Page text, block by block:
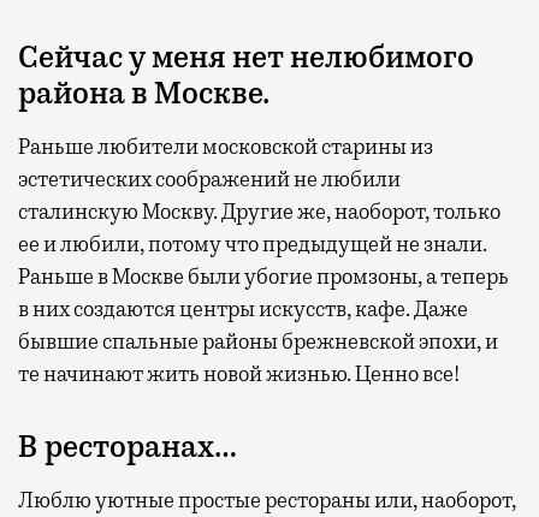
Сейчас у меня нет нелюбимого
района в Москве.
Раньше любители московской старины из
эстетических соображений не любили
сталинскую Москву. Другие же, наоборот, только
ее и любили, потому что предыдущей не знали.
Раньше в Москве были убогие промзоны, а теперь
в них создаются центры искусств, кафе. Даже
бывшие спальные районы брежневской эпохи, и
те начинают жить новой жизнью. Ценно все!
В ресторанах…
Люблю уютные простые рестораны или, наоборот,